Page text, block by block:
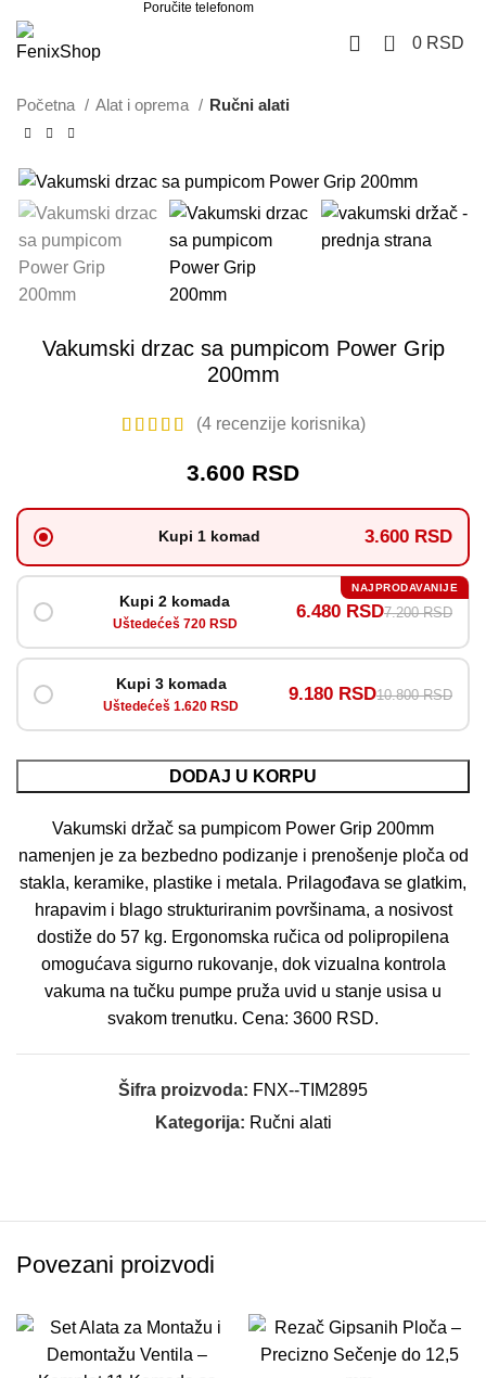
Poručite telefonom
0 0 RSD
Početna Alat i oprema Ručni alati
Vakumski drzac sa pumpicom Power Grip
200mm
(4recenzije korisnika)
3.600 RSD
Kupi 1 komad 3.600 RSD
Kupi 2 komada
Uštedećeš 720 RSD
6.480 RSD7.200 RSD
NAJPRODAVANIJE
Kupi 3 komada
Uštedećeš 1.620 RSD
9.180 RSD10.800 RSD
DODAJ U KORPU
Vakumski držač sa pumpicom Power Grip 200mm
namenjen je za bezbedno podizanje i prenošenje ploča od
stakla, keramike, plastike i metala. Prilagođava se glatkim,
hrapavim i blago strukturiranim površinama, a nosivost
dostiže do 57 kg. Ergonomska ručica od polipropilena
omogućava sigurno rukovanje, dok vizualna kontrola
vakuma na tučku pumpe pruža uvid u stanje usisa u
svakom trenutku. Cena: 3600 RSD.
Šifra proizvoda: FNX--TIM2895
Kategorija: Ručni alati
Povezani proizvodi